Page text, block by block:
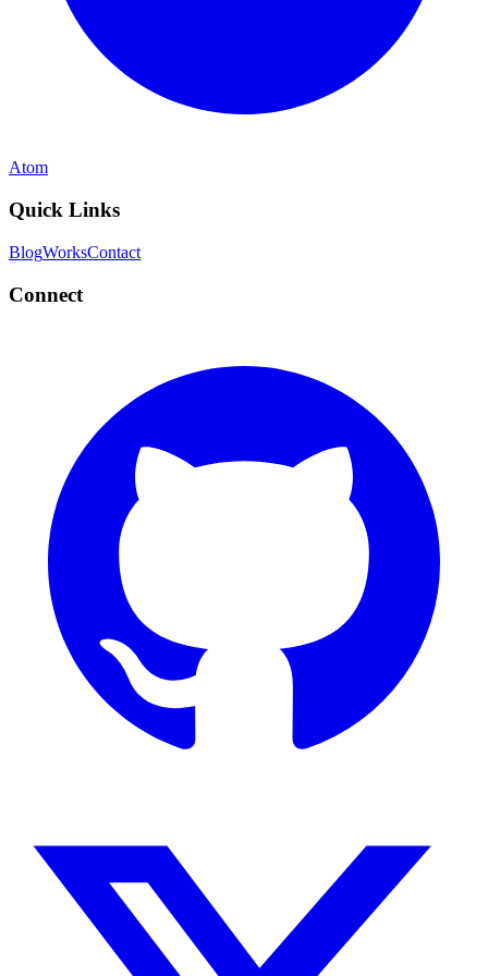
Atom
Quick Links
BlogWorksContact
Connect